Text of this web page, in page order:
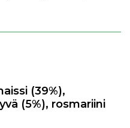
(39%),
(5%), rosmariini